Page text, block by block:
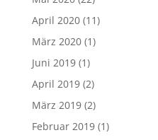
April 2020(11)
März 2020(1)
Juni 2019(1)
April 2019(2)
März 2019(2)
Februar 2019(1)